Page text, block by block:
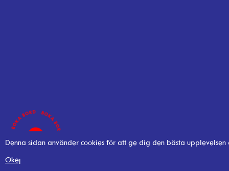
Denna sidan använder cookies för att ge dig den bästa
Okej